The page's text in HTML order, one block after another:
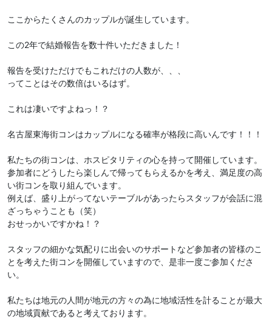
ここからたくさんのカップルが誕生しています。
この2年で結婚報告を数十件いただきました！
報告を受けただけでもこれだけの人数が、、、
ってことはその数倍はいるはず。
これは凄いですよねっ！？
名古屋東海街コンはカップルになる確率が格段に高いんです！！！
私たちの街コンは、ホスピタリティの心を持って開催しています。
参加者にどうしたら楽しんで帰ってもらえるかを考え、満足度の高
い街コンを取り組んでいます。
例えば、盛り上がってないテーブルがあったらスタッフが会話に混
ざっちゃうことも（笑）
おせっかいですかね！？
スタッフの細かな気配りに出会いのサポートなど参加者の皆様のこ
とを考えた街コンを開催していますので、是非一度ご参加くださ
い。
私たちは地元の人間が地元の方々の為に地域活性を計ることが最大
の地域貢献であると考えております。